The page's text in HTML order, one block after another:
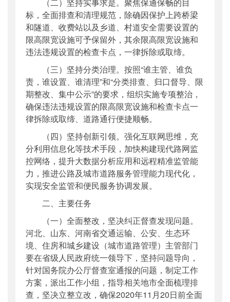
（二）坚持实事求是。聚焦保通保畅的目
标，全面排查和清理规范，除确因保护上跨桥梁
和隧道、收费站以及乡道、村道安全需要设置的
限高限宽设施可予保留外，其余限高限宽设施和
违法违规设置的检查卡点，一律拆除或取缔。
（三）坚持分类治理。按照“谁主管、谁负
责，谁设置、谁清理”和“分类排查、归口督导、限
期整改、集中公示”的要求，组织实施专项整治，
确保违法违规设置的限高限宽设施和检查卡点一
律拆除或取缔、道路通行便捷顺畅。
（四）坚持创新引领。强化互联网思维，充
分利用信息化等技术手段，加快构建现代路网监
控网络，提升大数据分析应用和远程精准监管能
力，推进公路及城市道路服务管理能力现代化，
实现安全监管和便民服务协调发展。
二、主要任务
（一）全面整改，坚决纠正督查发现问题。
河北、山东、河南省交通运输、公安、生态环
境、住房和城乡建设（城市道路管理）主管部门
要在省级人民政府统一领导下，坚持问题导向，
针对国务院办公厅督查室通报的问题，制定工作
方案，派出工作小组，指导相关地市全面梳理排
查，坚决立整立改，确保2020年11月20日前全面